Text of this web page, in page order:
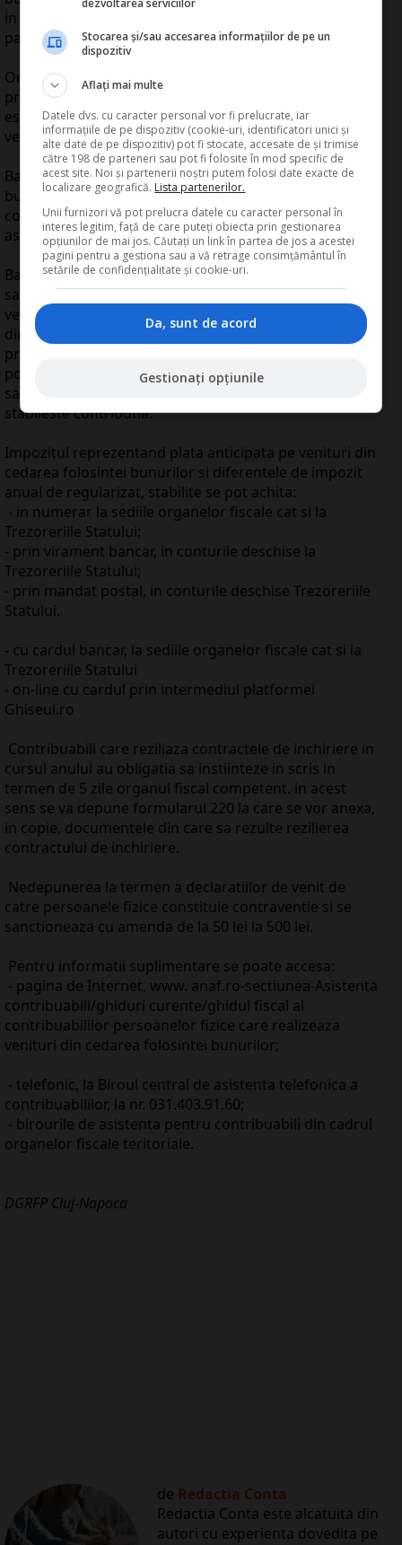
in sistem real pe baza datelor din contabilitatea in
partida simpla.
Organul fiscal competent stabileste plati anticipate
prin aplicarea cotei de 16% asupra venitului net anual
estimat din declaratia privind venitul estimat/norma de
venit.
Baza de calcul a impozitului din cedarea folosintei
bunurilor o reprezinta diferenta dintre venitul brut,
cota de cheltuieli forfetare de 40% si contributia de
asigurari de sanatate.
Baza lunara de calcul a contributiei de asigurari de
sanatate pentru persoanele fizice care realizeaza
venituri din cedarea folosintei bunurilor este diferenta
dintre venitul brut si cheltuiala deductibila determinata
prin aplicarea cotei de 40% asupra venitului brut, nu
poate fi mai mare decat valoarea a de 5 ori castigul
salarial mediu brut, in vigoare in anul pentru care se
stabileste contributia.
Impozitul reprezentand plata anticipata pe venituri din
cedarea folosintei bunurilor si diferentele de impozit
anual de regularizat, stabilite se pot achita:
- in numerar la sediile organelor fiscale cat si la
Trezoreriile Statului;
- prin virament bancar, in conturile deschise la
Trezoreriile Statului;
- prin mandat postal, in conturile deschise Trezoreriile
Statului.
- cu cardul bancar, la sediile organelor fiscale cat si la
Trezoreriile Statului
- on-line cu cardul prin intermediul platformei
Ghiseul.ro
Contribuabili care reziliaza contractele de inchiriere in
cursul anului au obligatia sa instiinteze in scris in
termen de 5 zile organul fiscal competent. in acest
sens se va depune formularul 220 la care se vor anexa,
in copie, documentele din care sa rezulte rezilierea
contractului de inchiriere.
Nedepunerea la termen a declaratiilor de venit de
catre persoanele fizice constituie contraventie si se
sanctioneaza cu amenda de la 50 lei la 500 lei.
Pentru informatii suplimentare se poate accesa:
- pagina de Internet, www. anaf.ro-sectiunea-Asistenta
contribuabili/ghiduri curente/ghidul fiscal al
contribuabililor persoanelor fizice care realizeaza
venituri din cedarea folosintei bunurilor;
- telefonic, la Biroul central de asistenta telefonica a
contribuabililor, la nr. 031.403.91.60;
- birourile de asistenta pentru contribuabili din cadrul
organelor fiscale teritoriale.
DGRFP Cluj-Napoca
de Redactia Conta
Redactia Conta este alcatuita din
autori cu experienta dovedita pe
dezvoltarea serviciilor
Stocarea și/sau accesarea informațiilor de pe un
dispozitiv
Aflați mai multe
Datele dvs. cu caracter personal vor fi prelucrate, iar
informațiile de pe dispozitiv (cookie-uri, identificatori unici și
alte date de pe dispozitiv) pot fi stocate, accesate de și trimise
către 198 de parteneri sau pot fi folosite în mod specific de
acest site. Noi și partenerii noștri putem folosi date exacte de
localizare geografică. Lista partenerilor.
Unii furnizori vă pot prelucra datele cu caracter personal în
interes legitim, față de care puteți obiecta prin gestionarea
opțiunilor de mai jos. Căutați un link în partea de jos a acestei
pagini pentru a gestiona sau a vă retrage consimțământul în
setările de confidențialitate și cookie-uri.
Da, sunt de acord
Gestionați opțiunile